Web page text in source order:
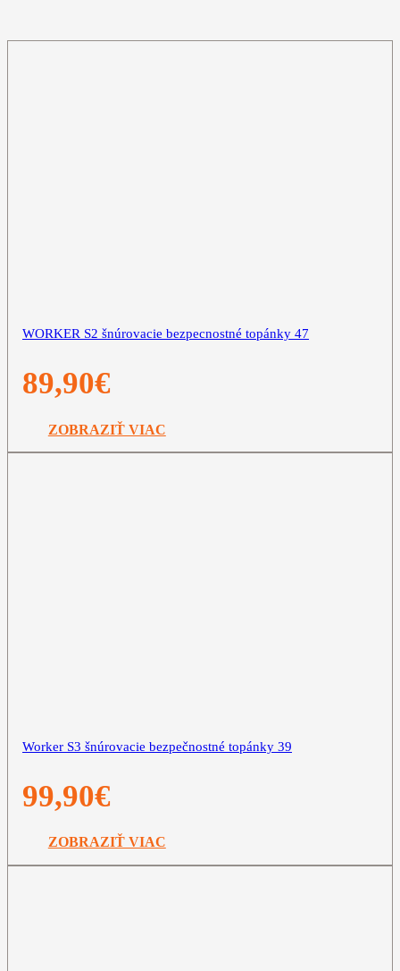
WORKER S2 šnúrovacie bezpecnostné topánky 47
89,90€
ZOBRAZIŤ VIAC
Worker S3 šnúrovacie bezpečnostné topánky 39
99,90€
ZOBRAZIŤ VIAC